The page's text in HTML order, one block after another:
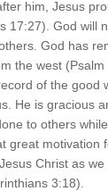
him, Jesus
17:27). God will
God has
the west
of the good
He is gracious
to others
great motivation
Christ as
3:18).